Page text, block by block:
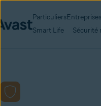
ParticuliersEntreprises
Smart Life
Sécurité